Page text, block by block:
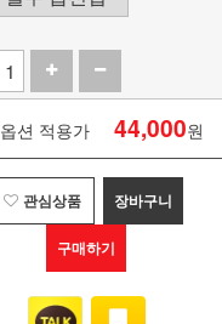
옵션 적용가 44,000원
관심상품 장바구니
구매하기